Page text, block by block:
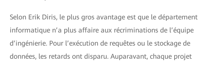
Selon Erik Diris, le plus gros avantage est que le département
informatique n’a plus affaire aux récriminations de l’équipe
d’ingénierie. Pour l’exécution de requêtes ou le stockage de
données, les retards ont disparu. Auparavant, chaque projet